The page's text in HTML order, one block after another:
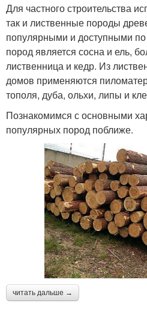
Для частного строительства
так и лиственные породы
популярными и доступными
пород является сосна и ель,
лиственница и кедр. Из
домов применяются
тополя, дуба, ольхи, липы и
Познакомимся с основными
популярных пород поближе.
читать дальше →